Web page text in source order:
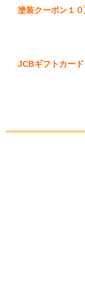
塗装クーポン１
JCBギフトカー